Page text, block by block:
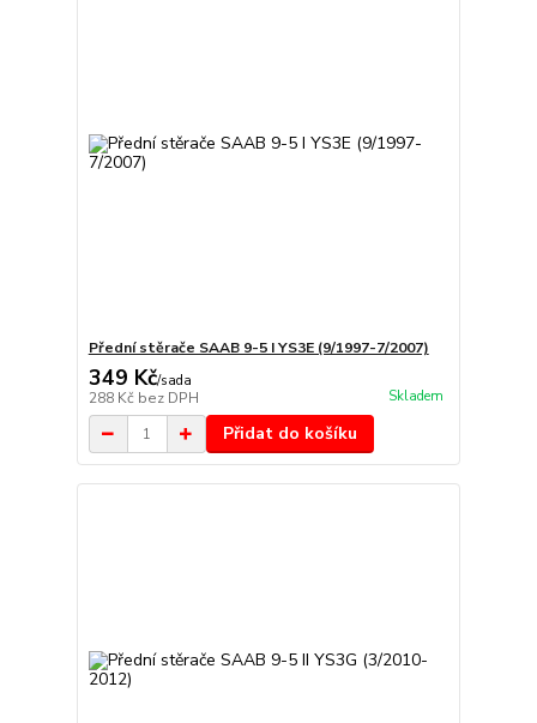
Přední stěrače SAAB 9-5 I YS3E (9/1997-7/2007)
349 Kč/sada
288 Kč bez DPH Skladem
Přidat do košíku